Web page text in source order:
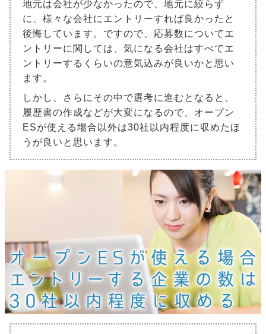
地元は会社が少なかったので、地元に絞らず
に、様々な会社にエントリーすれば良かったと
後悔しています。ですので、応募数についてエ
ントリーに関しては、気になる会社はすべてエ
ントリーするくらいの意気込みが良いかと思い
ます。
しかし、さらにその中で選考に進むとなると、
履歴書の作成などが大変になるので、オープン
ESが使える場合以外は30社以内程度に収めたほ
うが良いと思います。